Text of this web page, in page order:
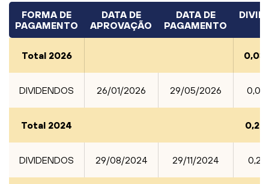
E-mail
Empresa
FORMA DE
PAGAMENTO
DATA DE
APROVAÇÃO
DATA DE
PAGAMENTO
Total 2026
DIVIDENDOS 26/01/2026 29/05/2026
Total 2024
DIVIDENDOS 29/08/2024 29/11/2024